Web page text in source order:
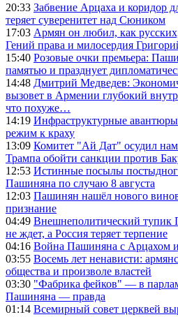
20:33 Забвение Арцаха и коридор
теряет суверенитет над Сюником
17:03 Армян он любил, как
Гений права и милосердия
15:40 Розовые очки премьера:
памятью и празднует
14:48 Дмитрий Медведев:
вызовет в Армении глубокий
что похуже…
14:19 Инфраструктурные
режим к краху
13:09 Комитет "Ай Дат" осудил
Трампа обойти санкции против
12:53 Истинные посылы
Пашиняна по случаю 8 августа
12:03 Пашинян нашёл нового
признание
04:49 Внешнеполитический
не ждет, а Россия теряет терпение
04:16 Война Пашиняна с Арцахом
03:55 Восемь лет ненависти:
общества и произволе властей
03:30 "Фабрика фейков" — в
Пашиняна — правда
01:14 Всемирный совет церквей